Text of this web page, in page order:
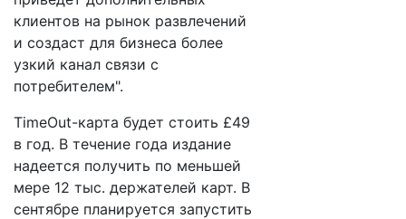
клиентов на рынок развлечений
и создаст для бизнеса более
узкий канал связи с
потребителем".
TimeOut-карта будет стоить £49
в год. В течение года издание
надеется получить по меньшей
мере 12 тыс. держателей карт. В
сентябре планируется запустить